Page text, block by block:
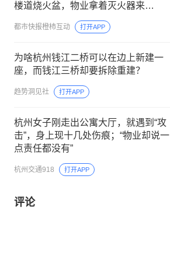
楼道烧火盆，物业拿着灭火器来
都市快报橙柿互动 打开APP
为啥杭州钱江二桥可以在边上新建一
座，而钱江三桥却要拆除重建？
趋势洞见社 打开APP
杭州女子刚走出公寓大厅，就遇到“攻
击”，身上现十几处伤痕；“物业却说一
点责任都没有”
杭州交通918 打开APP
评论